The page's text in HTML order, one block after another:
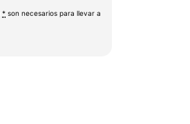
* son necesarios para llevar a